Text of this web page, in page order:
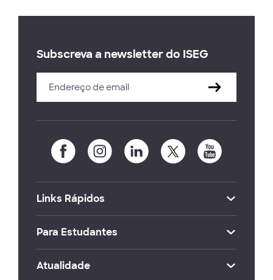
Subscreva a newsletter do ISEG
Links Rápidos
Para Estudantes
Atualidade